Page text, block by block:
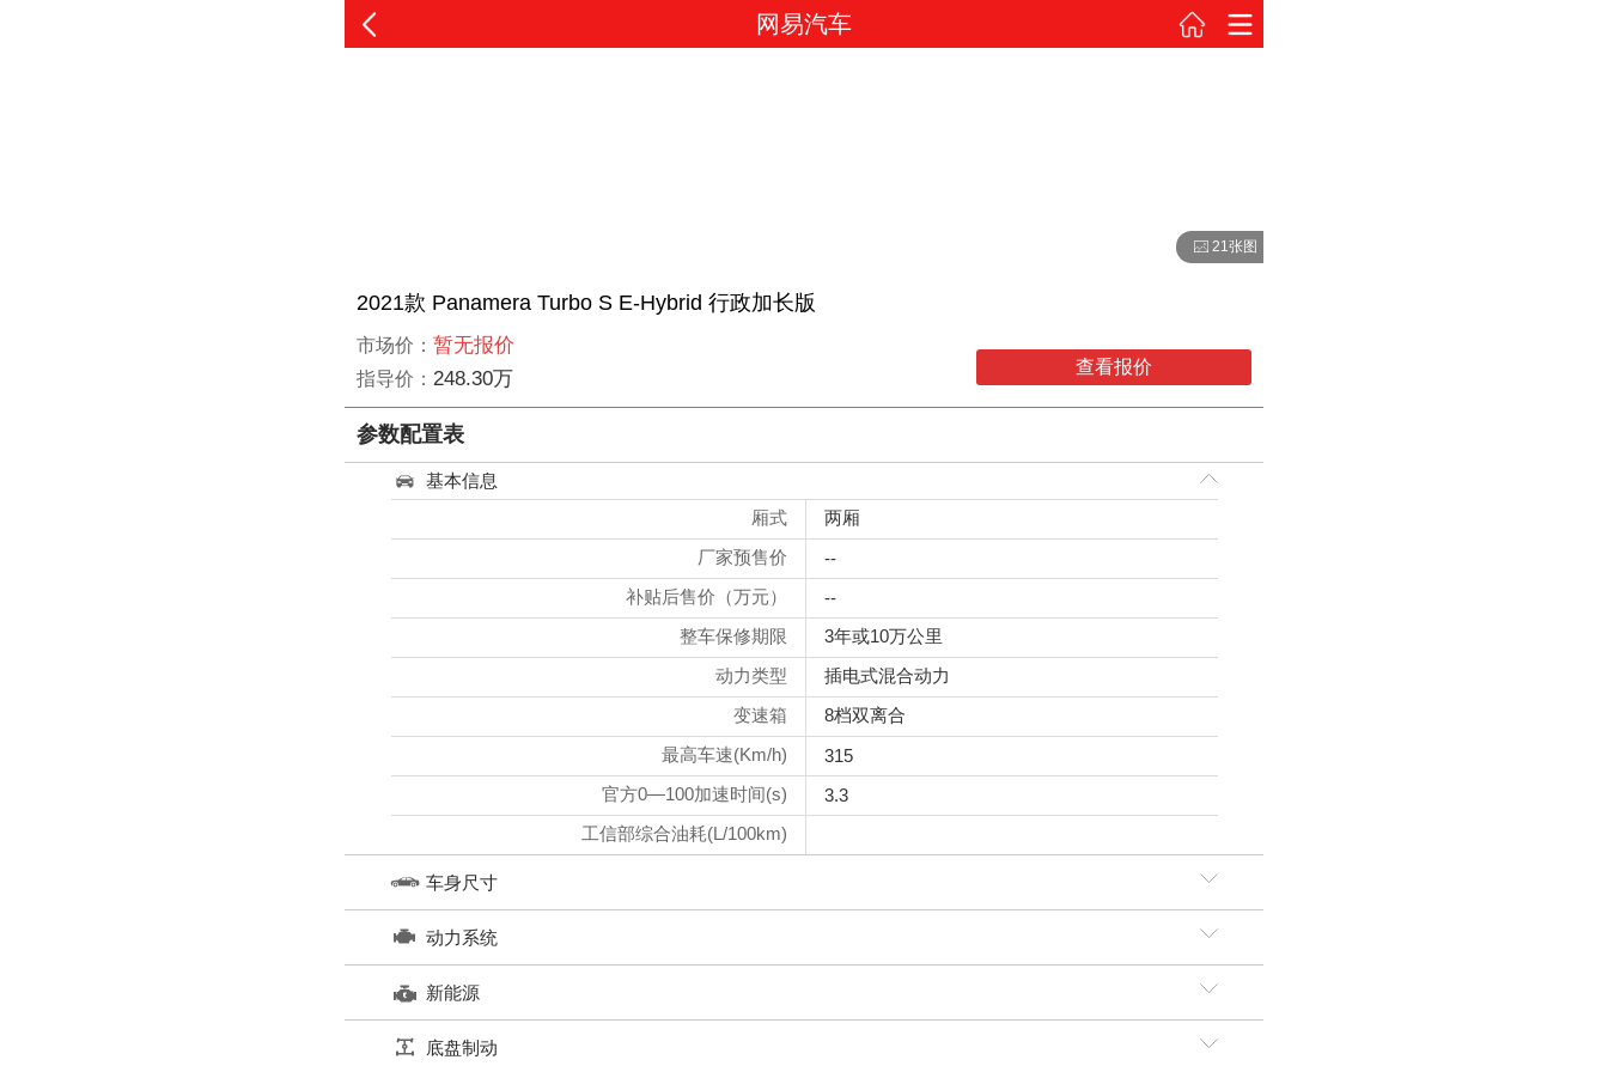
网易汽车
21张图
2021款 Panamera Turbo S E-Hybrid 行政加长版
市场价： 暂无报价
指导价： 248.30万
查看报价
参数配置表
基本信息
厢式
两厢
厂家预售价
--
补贴后售价（万元）
--
整车保修期限
3年或10万公里
动力类型
插电式混合动力
变速箱
8档双离合
最高车速(Km/h)
315
官方0—100加速时间(s)
3.3
工信部综合油耗(L/100km)
车身尺寸
动力系统
新能源
底盘制动